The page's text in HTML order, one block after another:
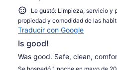
Le gustó: Limpieza, servicio y
propiedad y comodidad de las
Traducir con Google
Is good!
Was good. Safe, clean,